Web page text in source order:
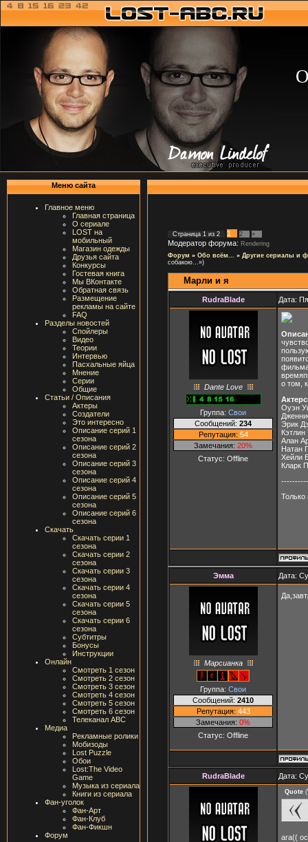
Меню сайта
Главное меню
Главная страница
О сериале
LOST на
мобильный
Магазин одежды
Друзья сайта
Конкурсы
Гостевая книга
Мы ВКонтакте
Обратная связь
Размещение
рекламы на сайте
FAQ
Разделы новостей
Спойлеры
Видео
Теории
Интервью
Пасхальные яйца
Мнение
Серии
Общие
Статьи / Описания
Актеры
Создатели
Это интересно
Описание серий 1
сезона
Описание серий 2
сезона
Описание серий 3
сезона
Описание серий 4
сезона
Описание серий 5
сезона
Описание серий 6
сезона
Скачать
Скачать серии 1
сезона
Скачать серии 2
сезона
Скачать серии 3
сезона
Скачать серии 4
сезона
Скачать серии 5
сезона
Скачать серии 6
сезона
Субтитры
Бонусы
Инструкции
Онлайн
Смотреть 1 сезон
Смотреть 2 сезон
Смотреть 3 сезон
Смотреть 4 сезон
Смотреть 5 сезон
Смотреть 6 сезон
Телеканал ABC
Медиа
Рекламные ролики
Мобизоды
Lost Puzzle
Обои
Lost:The Video
Game
Музыка из сериала
Книги из сериала
Фан-уголок
Фан-Арт
Фан-Клуб
Фан-Фикшн
Форум
Страница 1 из 2 1 2 »
Модератор форума: Rendering
Форум » Обо всём... » Другие сериалы и
собакою...»)
Марли и я
RudraBlade Дата:
Dante Love
Группа: Свои
Сообщений: 234
Репутация: 54
Замечания: 20%
Статус: Offline
о том,
Оуэн
Эрик
Кэтлин
Алан
Натан
Хейли
Кларк
Только
Эмма Дата:
Марсианка
Группа: Свои
Сообщений: 2410
Репутация: 443
Замечания: 0%
Статус: Offline
RudraBlade Дата:
Quote (
ага((